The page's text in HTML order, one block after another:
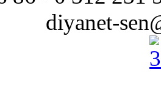
diyanet-